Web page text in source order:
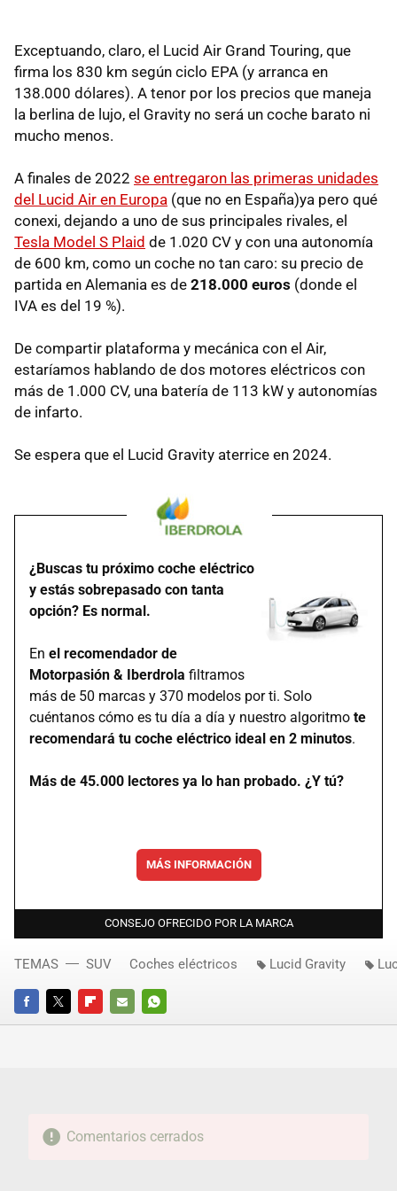
Exceptuando, claro, el Lucid Air Grand Touring, que
firma los 830 km según ciclo EPA (y arranca en
138.000 dólares). A tenor por los precios que maneja
la berlina de lujo, el Gravity no será un coche barato ni
mucho menos.
A finales de 2022 se entregaron las primeras unidades
del Lucid Air en Europa (que no en España)ya pero qué
conexi, dejando a uno de sus principales rivales, el
Tesla Model S Plaid de 1.020 CV y con una autonomía
de 600 km, como un coche no tan caro: su precio de
partida en Alemania es de 218.000 euros (donde el
IVA es del 19 %).
De compartir plataforma y mecánica con el Air,
estaríamos hablando de dos motores eléctricos con
más de 1.000 CV, una batería de 113 kW y autonomías
de infarto.
Se espera que el Lucid Gravity aterrice en 2024.
¿Buscas tu próximo coche eléctrico
y estás sobrepasado con tanta
opción? Es normal.
En el recomendador de
Motorpasión & Iberdrola filtramos
más de 50 marcas y 370 modelos por ti. Solo
cuéntanos cómo es tu día a día y nuestro algoritmo te
recomendará tu coche eléctrico ideal en 2 minutos.
Más de 45.000 lectores ya lo han probado. ¿Y tú?
MÁS INFORMACIÓN
CONSEJO OFRECIDO POR LA MARCA
FACEBOOKTWITTERFLIPBOARD
E-
WHATSAPP
TEMAS SUV Coches eléctricos Lucid Gravity
Comentarios cerrados